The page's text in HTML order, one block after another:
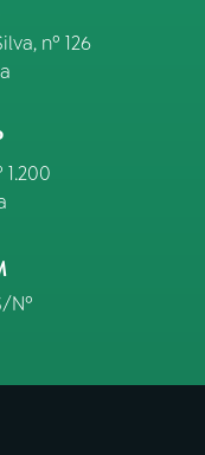
nº 126
Nº